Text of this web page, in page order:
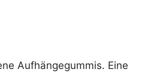
Aufhängegummis. Eine